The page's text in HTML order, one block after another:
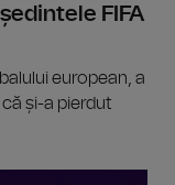
FIFA
european, a
și-a pierdut